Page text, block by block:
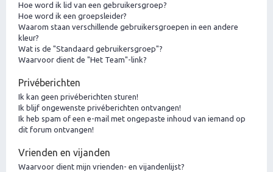
Hoe word ik lid van een gebruikersgroep?
Hoe word ik een groepsleider?
Waarom staan verschillende gebruikersgroepen in een andere
kleur?
Wat is de "Standaard gebruikersgroep"?
Waarvoor dient de "Het Team"-link?
Privéberichten
Ik kan geen privéberichten sturen!
Ik blijf ongewenste privéberichten ontvangen!
Ik heb spam of een e-mail met ongepaste inhoud van iemand op
dit forum ontvangen!
Vrienden en vijanden
Waarvoor dient mijn vrienden- en vijandenlijst?